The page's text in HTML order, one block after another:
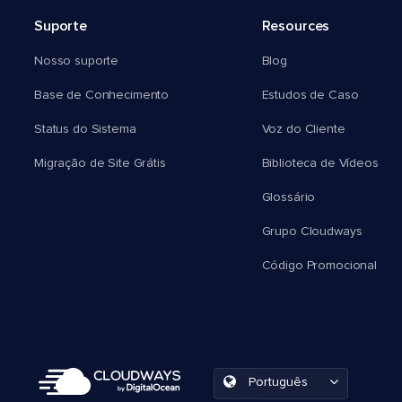
Suporte
Nosso suporte
Base de Conhecimento
Status do Sistema
Migração de Site Grátis
Resources
Blog
Estudos de Caso
Voz do Cliente
Biblioteca de Vídeos
Glossário
Grupo Cloudways
Código Promocional
Português